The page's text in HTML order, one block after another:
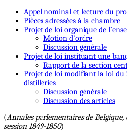
Appel nominal et lecture du
Pièces adressées à la chambre
Projet de loi organique de
Motion d'ordre
Discussion générale
Projet de loi instituant une
Rapport de la section
Projet de loi modifiant la loi du
distilleries
Discussion générale
Discussion des articles
(Annales parlementaires de Belgique,
session 1849-1850)